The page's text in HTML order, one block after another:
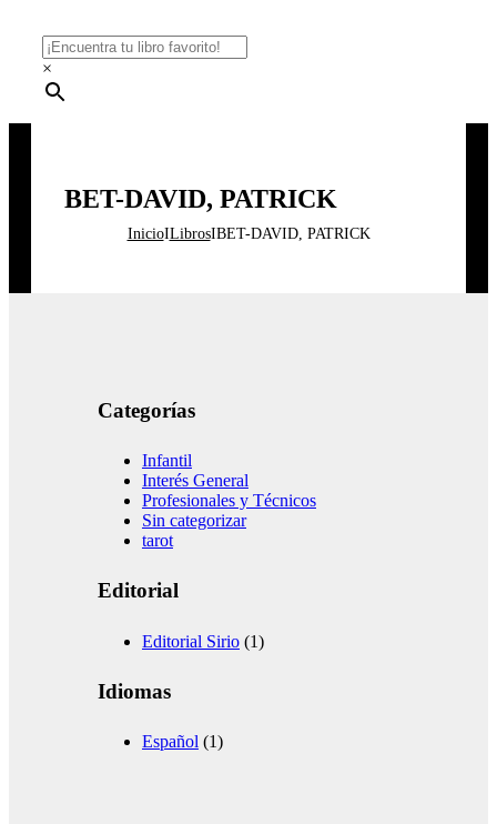
×
BET-DAVID, PATRICK
InicioILibrosIBET-DAVID, PATRICK
Categorías
Infantil
Interés General
Profesionales y Técnicos
Sin categorizar
tarot
Editorial
Editorial Sirio (1)
Idiomas
Español (1)